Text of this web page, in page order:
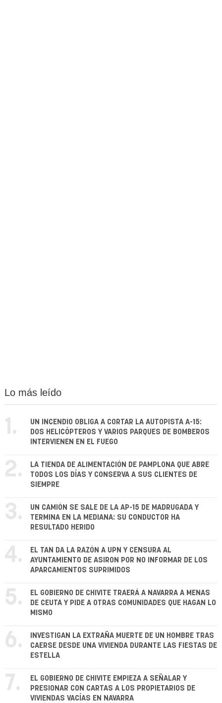
Lo más leído
1.
UN INCENDIO OBLIGA A CORTAR LA AUTOPISTA A-15:
DOS HELICÓPTEROS Y VARIOS PARQUES DE BOMBEROS
INTERVIENEN EN EL FUEGO
2.
LA TIENDA DE ALIMENTACIÓN DE PAMPLONA QUE ABRE
TODOS LOS DÍAS Y CONSERVA A SUS CLIENTES DE
SIEMPRE
3.
UN CAMIÓN SE SALE DE LA AP-15 DE MADRUGADA Y
TERMINA EN LA MEDIANA: SU CONDUCTOR HA
RESULTADO HERIDO
4.
EL TAN DA LA RAZÓN A UPN Y CENSURA AL
AYUNTAMIENTO DE ASIRON POR NO INFORMAR DE LOS
APARCAMIENTOS SUPRIMIDOS
5.
EL GOBIERNO DE CHIVITE TRAERÁ A NAVARRA A MENAS
DE CEUTA Y PIDE A OTRAS COMUNIDADES QUE HAGAN LO
MISMO
6.
INVESTIGAN LA EXTRAÑA MUERTE DE UN HOMBRE TRAS
CAERSE DESDE UNA VIVIENDA DURANTE LAS FIESTAS DE
ESTELLA
7.
EL GOBIERNO DE CHIVITE EMPIEZA A SEÑALAR Y
PRESIONAR CON CARTAS A LOS PROPIETARIOS DE
VIVIENDAS VACÍAS EN NAVARRA